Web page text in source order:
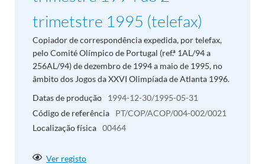
trimetstre 1995 (telefax)
Copiador de correspondência expedida, por telefax,
pelo Comité Olímpico de Portugal (ref.ª 1AL/94 a
256AL/94) de dezembro de 1994 a maio de 1995, no
âmbito dos Jogos da XXVI Olimpíada de Atlanta 1996.
Datas de produção
1994-12-30/1995-05-31
Código de referência
PT/COP/ACOP/004-002/0021
Localização física 00464
Ver registo